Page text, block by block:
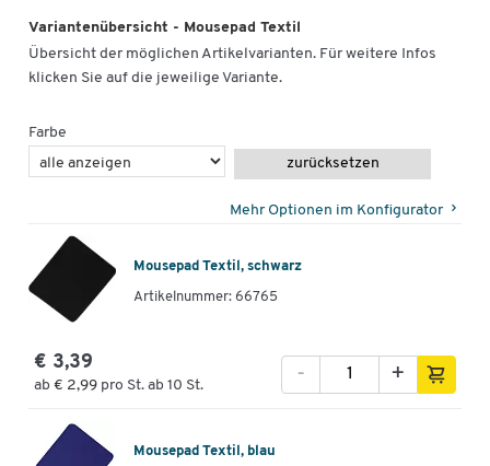
Variantenübersicht - Mousepad Textil
Übersicht der möglichen Artikelvarianten. Für weitere Infos
klicken Sie auf die jeweilige Variante.
Farbe
zurücksetzen
Mehr Optionen im Konfigurator
Mousepad Textil, schwarz
Artikelnummer: 66765
€ 3,39
ab € 2,99 pro St. ab 10 St.
+
-
Mousepad Textil, blau